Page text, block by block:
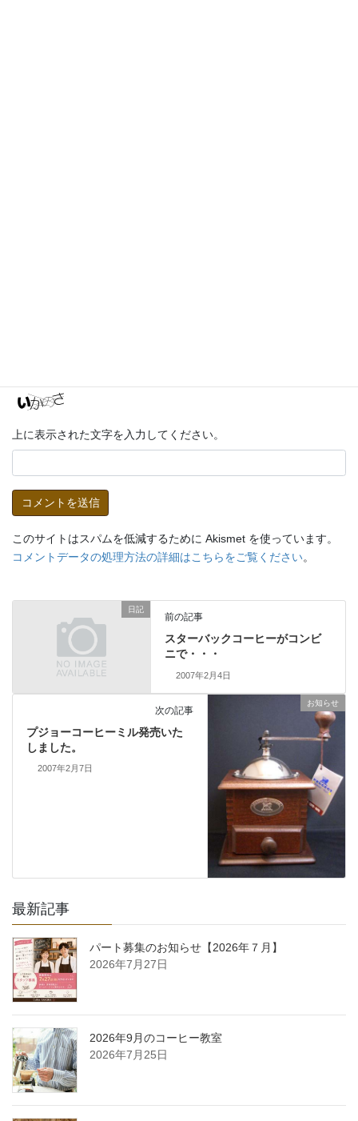
上に表示された文字を入力してください。
このサイトはスパムを低減するために Akismet を使っています。
コメントデータの処理方法の詳細はこちらをご覧ください。
日記
前の記事
スターバックコーヒーがコンビ
ニで・・・
2007年2月4日
お知らせ
次の記事
プジョーコーヒーミル発売いた
しました。
2007年2月7日
最新記事
パート募集のお知らせ【2026年７月】
2026年7月27日
2026年9月のコーヒー教室
2026年7月25日